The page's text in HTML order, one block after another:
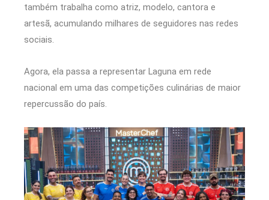
também trabalha como atriz, modelo, cantora e
artesã, acumulando milhares de seguidores nas redes
sociais.
Agora, ela passa a representar Laguna em rede
nacional em uma das competições culinárias de maior
repercussão do país.